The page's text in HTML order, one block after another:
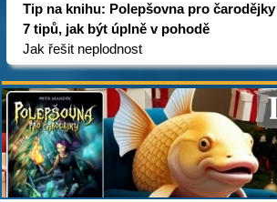
Tip na knihu: Polepšovna pro čarodějky
7 tipů, jak být úplně v pohodě
Jak řešit neplodnost